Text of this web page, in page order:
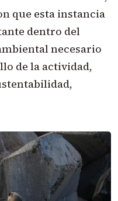
que esta instancia
dentro del
necesario
de la actividad,